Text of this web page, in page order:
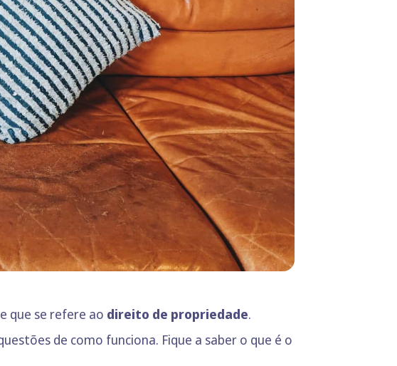
que se refere ao direito de propriedade.
de como funciona. Fique a saber o que é o